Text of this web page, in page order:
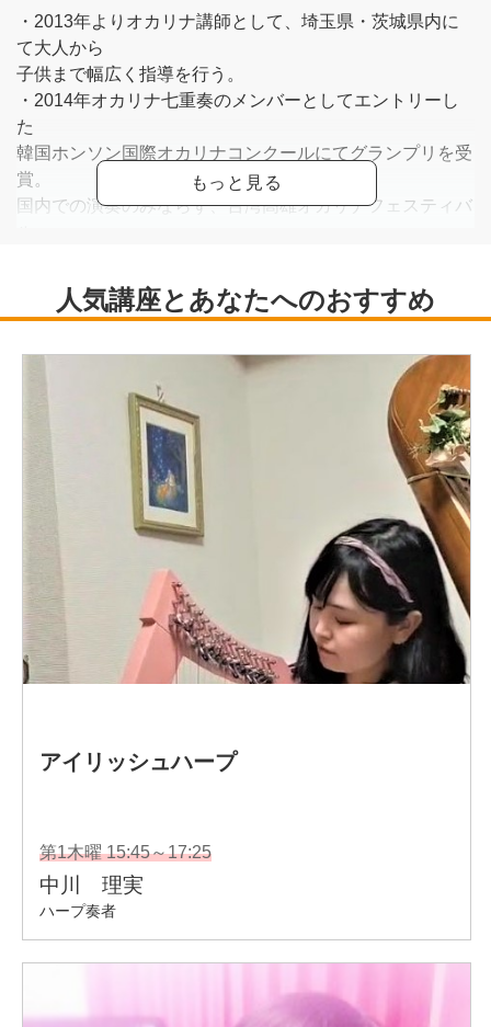
・2013年よりオカリナ講師として、埼玉県・茨城県内に
て大人から
子供まで幅広く指導を行う。
・2014年オカリナ七重奏のメンバーとしてエントリーし
た
韓国ホンソン国際オカリナコンクールにてグランプリを受
賞。
国内での演奏のみならず、台湾高雄オカリナフェスティバ
・2019年よりオカリナユニット「AMix(アミクス)」を結成
依頼演奏にも出演。活動の場を広げている。
・2024年1月放映の日本テレビ「世界の果てまでイッテ
女芸人一芸合宿㏌宮崎へ同行し、オカリナ指導行う。
・メゾンカルチャー久喜、カルチャー古河講師。久喜市菖
蒲文化会館にて
子ども向けのワークショップの開催や、ロビーコンサート
「久喜ゆかりの演奏家コンサート」などに出演。